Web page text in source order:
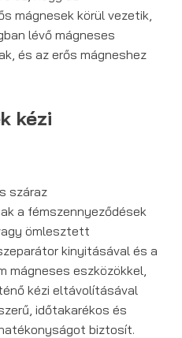
mágnesek körül vezetik,
lévő mágneses
és az erős mágneshez
kézi
száraz
a fémszennyeződések
ömlesztett
kinyitásával és a
mágneses eszközökkel,
kézi eltávolításával
időtakarékos és
biztosít.